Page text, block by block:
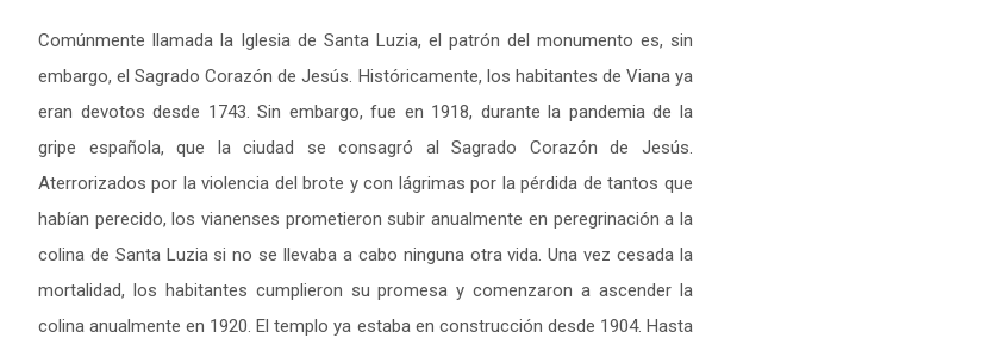
Comúnmente llamada la Iglesia de Santa Luzia, el patrón del monumento es, sin
embargo, el Sagrado Corazón de Jesús. Históricamente, los habitantes de Viana ya
eran devotos desde 1743. Sin embargo, fue en 1918, durante la pandemia de la
gripe española, que la ciudad se consagró al Sagrado Corazón de Jesús.
Aterrorizados por la violencia del brote y con lágrimas por la pérdida de tantos que
habían perecido, los vianenses prometieron subir anualmente en peregrinación a la
colina de Santa Luzia si no se llevaba a cabo ninguna otra vida. Una vez cesada la
mortalidad, los habitantes cumplieron su promesa y comenzaron a ascender la
colina anualmente en 1920. El templo ya estaba en construcción desde 1904. Hasta